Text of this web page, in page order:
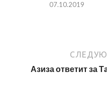
07.10.2019
Азиза ответит за